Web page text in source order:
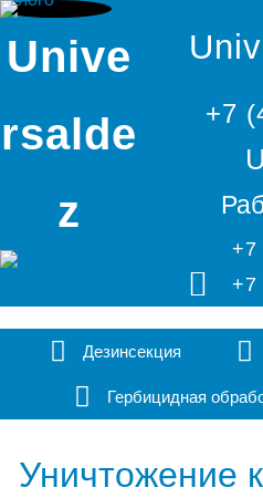
Unive
rsalde
z
+7
+7
+7
Дезинсекция
Гербицидная
Уничтожение